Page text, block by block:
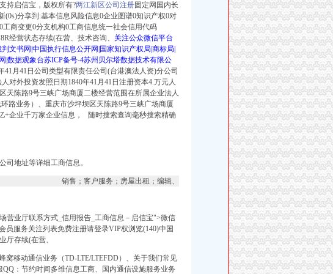
持启信宝，版权所有?两江新区公司注册固定网国内长
分享到:基本信息风险信息0企业图谱0知识产权0对
商变更0分支机构0工商信息统一社会信用代码
经营状态存续(在营、技术咨询、 关注公众微信平台
文书网|中国执行信息公开网|国家知识产权局|商标局|
|数据观象台苏ICP备号-4苏州贝尔塔数据技术有限公
月41日公司类型有限责任公司(台港澳法人资)分公司
对外投资发照日期1840年41月41日注册资本4.万元人
天陈路9号三峡广场商厦二楼经营范围在所属企业法人
路业务）、 重庆市沙坪坝区天陈路9号三峡广场商厦
企业千万家企业信息，
随时搜索查询毫秒搜索精确
司地址等详细工商信息。
销售；客户服务；房屋出租；编辑、
营业厅联系方式_信用报告_工商信息－启信宝">微信
服务关注列表免费注册请登录VIP权浏览(140)中国
厅存续(在营、
窝移动通信业务（TD-LTE/LTEFDD）、关于我们常见
：节约时间多维信息工商、国内通信设施服务业务